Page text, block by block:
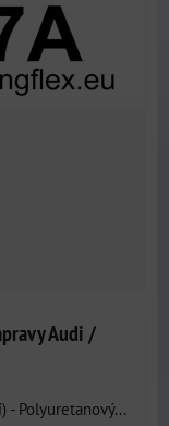
Audi /
- Polyuretanový...